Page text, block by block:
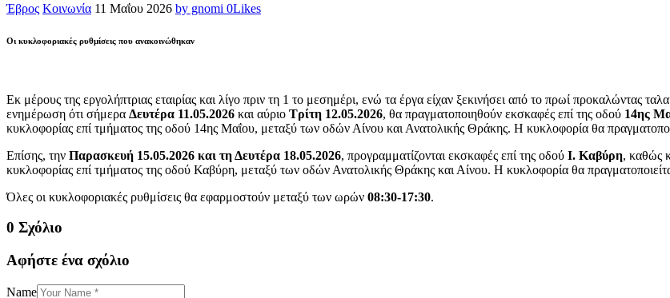
Έβρος Κοινωνία 11 Μαΐου 2026 by gnomi 0Likes
Οι κυκλοφοριακές ρυθμίσεις που ανακοινώθηκαν
Εκ μέρους της εργολήπτριας εταιρίας και λίγο πριν τη 1 το μεσημέρι, ενώ τα έργα είχαν ξεκινήσει από το πρωί προκαλώντας
ενημέρωση ότι σήμερα Δευτέρα 11.05.2026 και αύριο Τρίτη 12.05.2026, θα πραγματοποιηθούν εκσκαφές επί της οδού 14ης
κυκλοφορίας επί τμήματος της οδού 14ης Μαΐου, μεταξύ των οδών Αίνου και Ανατολικής Θράκης. Η κυκλοφορία θα
Επίσης, την Παρασκευή 15.05.2026 και τη Δευτέρα 18.05.2026, προγραμματίζονται εκσκαφές επί της οδού Ι. Καβύρη, καθώς
κυκλοφορίας επί τμήματος της οδού Καβύρη, μεταξύ των οδών Ανατολικής Θράκης και Αίνου. Η κυκλοφορία θα
Όλες οι κυκλοφοριακές ρυθμίσεις θα εφαρμοστούν μεταξύ των ωρών 08:30-17:30.
0 Σχόλιο
Αφήστε ένα σχόλιο
Name